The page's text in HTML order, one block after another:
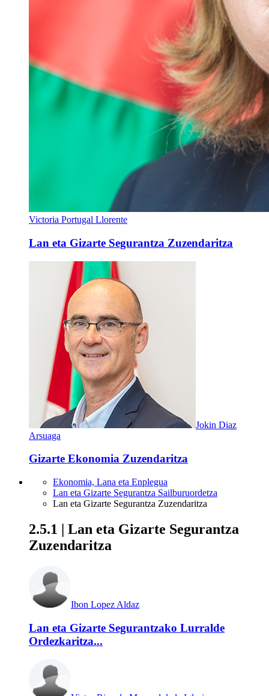
Victoria Portugal Llorente
Lan eta Gizarte Segurantza Zuzendaritza
Jokin Diaz
Arsuaga
Gizarte Ekonomia Zuzendaritza
Ekonomia, Lana eta Enplegua
Lan eta Gizarte Segurantza Sailburuordetza
Lan eta Gizarte Segurantza Zuzendaritza
2.5.1 | Lan eta Gizarte Segurantza
Zuzendaritza
Ibon Lopez Aldaz
Lan eta Gizarte Segurantzako Lurralde
Ordezkaritza...